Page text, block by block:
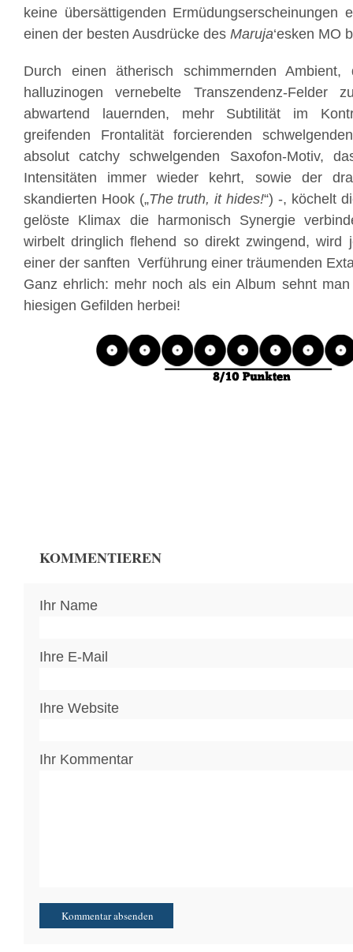
keine übersättigenden Ermüdungserscheinungen
einen der besten Ausdrücke des Maruja‘esken MO
Durch einen ätherisch schimmernden
halluzinogen vernebelte Transzendenz-Felder
abwartend lauernden, mehr Subtilität im
greifenden Frontalität forcierenden
absolut catchy schwelgenden Saxofon-Motiv,
Intensitäten immer wieder kehrt, sowie der
skandierten Hook („The truth, it hides!“) -, köchelt
gelöste Klimax die harmonisch Synergie
wirbelt dringlich flehend so direkt zwingend, wird
einer der sanften Verführung einer träumenden
Ganz ehrlich: mehr noch als ein Album sehnt
hiesigen Gefilden herbei!
KOMMENTIEREN
Ihr Name
Ihre E-Mail
Ihre Website
Ihr Kommentar